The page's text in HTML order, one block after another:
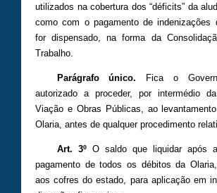
utilizados na cobertura dos “déficits” da
como com o pagamento de indenizações
for dispensado, na forma da
Trabalho.
Parágrafo único. Fica o
autorizado a proceder, por intermédio
Viação e Obras Públicas, ao
Olaria, antes de qualquer procedimento
Art. 3ºO saldo que liquidar após
pagamento de todos os débitos da
aos cofres do estado, para aplicação em